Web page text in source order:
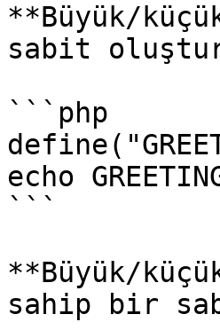
**Büyük/
sabit
```php
echo
```
**Büyük/
sahip bir